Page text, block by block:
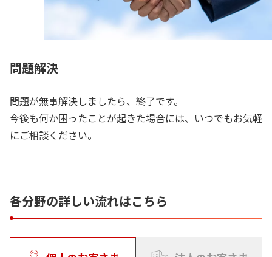
問題解決
問題が無事解決しましたら、終了です。
今後も何か困ったことが起きた場合には、いつでもお気軽
にご相談ください。
各分野の詳しい流れはこちら